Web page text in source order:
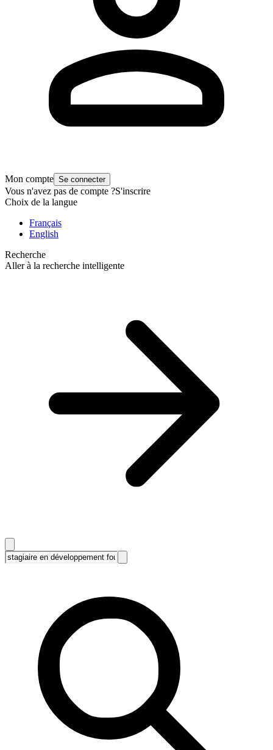
Mon compte Se connecter
Vous n'avez pas de compte ?S'inscrire
Choix de la langue
Français
English
Recherche
Aller à la recherche intelligente